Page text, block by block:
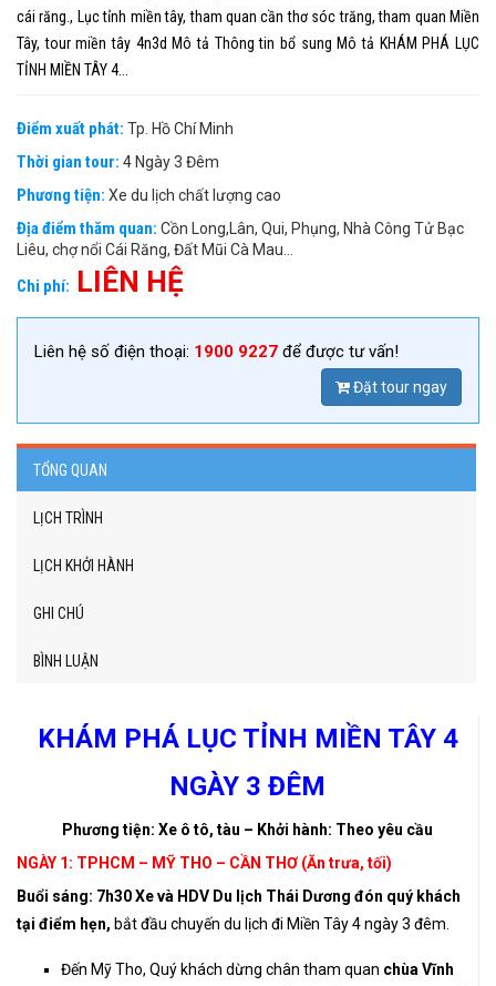
cái răng., Lục tỉnh miền tây, tham quan cần thơ sóc trăng, tham quan Miền
Tây, tour miền tây 4n3d Mô tả Thông tin bổ sung Mô tả KHÁM PHÁ LỤC
TỈNH MIỀN TÂY 4...
Điểm xuất phát: Tp. Hồ Chí Minh
Thời gian tour: 4 Ngày 3 Đêm
Phương tiện: Xe du lịch chất lượng cao
Địa điểm thăm quan: Cồn Long,Lân, Qui, Phụng, Nhà Công Tử Bạc
Liêu, chợ nổi Cái Răng, Đất Mũi Cà Mau...
Chi phí: LIÊN HỆ
Liên hệ số điện thoại: 1900 9227 để được tư vấn!
Đặt tour ngay
TỔNG QUAN
LỊCH TRÌNH
LỊCH KHỞI HÀNH
GHI CHÚ
BÌNH LUẬN
KHÁM PHÁ LỤC TỈNH MIỀN TÂY 4
NGÀY 3 ĐÊM
Phương tiện: Xe ô tô, tàu – Khởi hành: Theo yêu cầu
NGÀY 1: TPHCM – MỸ THO – CẦN THƠ (Ăn trưa, tối)
Buổi sáng: 7h30 Xe và HDV Du lịch Thái Dương đón quý khách
tại điểm hẹn, bắt đầu chuyến du lịch đi Miền Tây 4 ngày 3 đêm.
Đến Mỹ Tho, Quý khách dừng chân tham quan chùa Vĩnh